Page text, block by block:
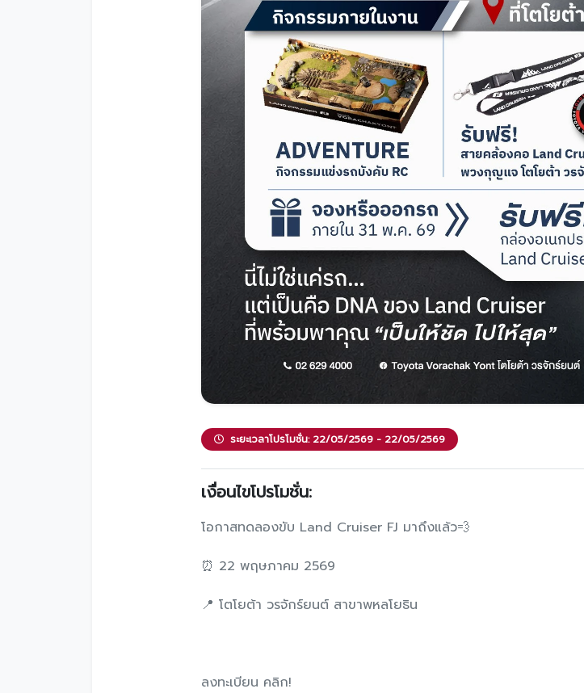
ระยะเวลาโปรโมชั่น: 22/05/2569 - 22/05/2569
เงื่อนไขโปรโมชั่น:
โอกาสทดลองขับ Land Cruiser FJ มาถึงแล้ว💨
⏰ 22 พฤษภาคม 2569
📍 โตโยต้า วรจักร์ยนต์ สาขาพหลโยธิน
ลงทะเบียน คลิก!